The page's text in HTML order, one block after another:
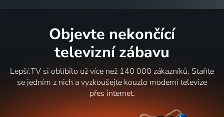
Objevte nekončící
televizní zábavu
Lepší.TV si oblíbilo už více než 140 000 zákazníků. Staňte
se jedním z nich a vyzkoušejte kouzlo moderní televize
přes internet.